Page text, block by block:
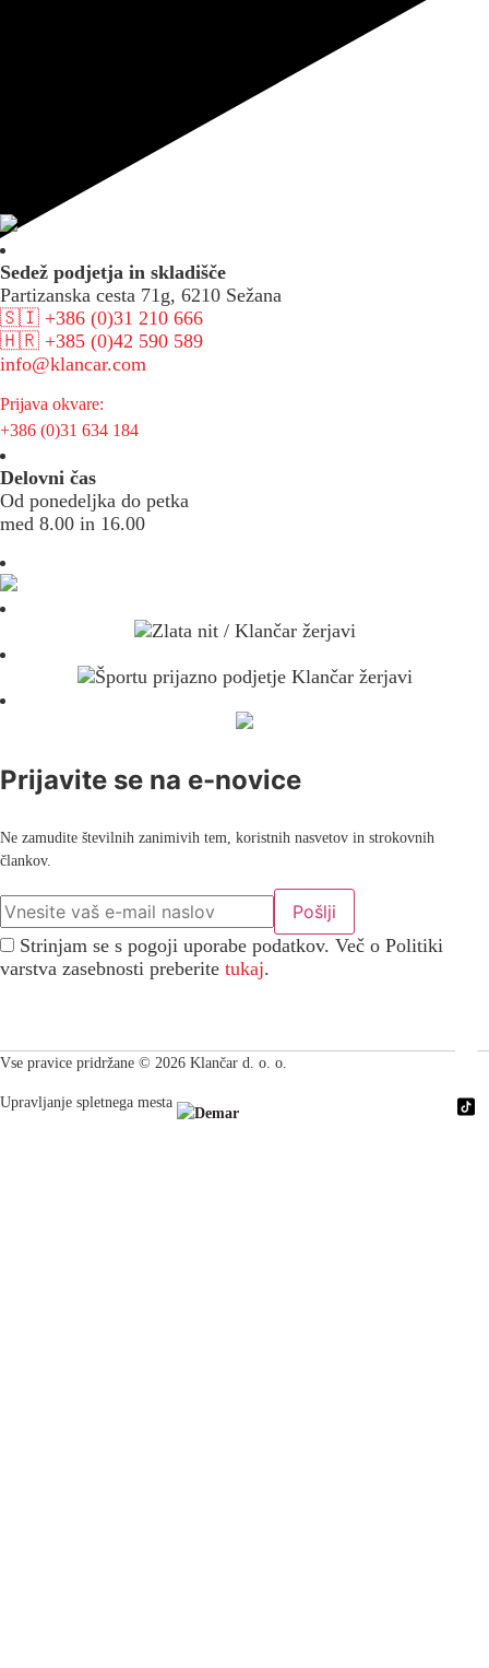
Sedež podjetja in skladišče
Partizanska cesta 71g, 6210 Sežana
🇸🇮 +386 (0)31 210 666
🇭🇷 +385 (0)42 590 589
info@klancar.com
Prijava okvare:
+386 (0)31 634 184
Delovni čas
Od ponedeljka do petka
med 8.00 in 16.00
Prijavite se na e-novice
Ne zamudite številnih zanimivih tem, koristnih nasvetov in strokovnih
člankov.
Strinjam se s pogoji uporabe podatkov. Več o Politiki
varstva zasebnosti preberite tukaj.
Vse pravice pridržane © 2026 Klančar d. o. o.
Upravljanje spletnega mesta